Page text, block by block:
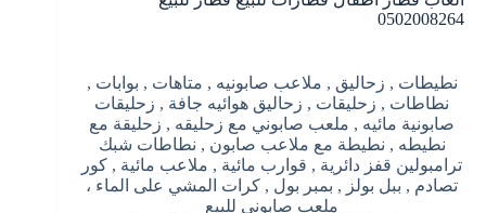
0502008264
نطيطات , زحاليق , ملاعب صابونيه , متاهات , بوابات ,
نطاطات , زحليقات , زحاليق هوائيه جافة , زحليقات
صابونية مائيه , ملعب صابوني مع زحليقه , زحليقة مع
نطيطه , نطيطة مع ملاعب صابون , نطاطات شبك
ترامبولين قفز دائرية , قوارب مائية , ملاعب مائية , كور
تصادم , ببل بولز , بمبر بول , كرات المشي على الماء ،
ملعب صابوني للبيع